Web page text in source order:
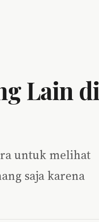
Lain di
untuk melihat
saja karena